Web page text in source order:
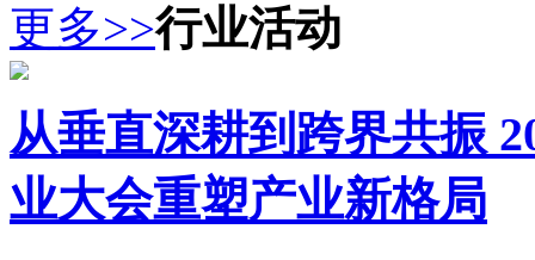
更多>>行业活动
从垂直深耕到跨界共振
业大会重塑产业新格局